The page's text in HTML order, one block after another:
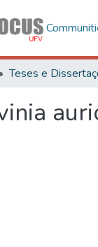
Teses e